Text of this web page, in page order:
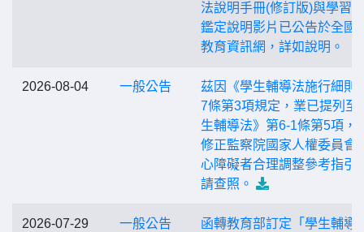
法說明手冊(修訂版)與學習
鑑定說明影片已公告於全國
教育資訊網，詳如說明。
2026-08-04 一般公告
茲因《學生輔導法施行細則
7條第3項規定，業已提列至
生輔導法》第6-1條第5項，
修正監察院國家人權委員會
心障礙者合理調整參考指引
請查照。
2026-07-29 一般公告
函轉教育部訂定「學生輔導